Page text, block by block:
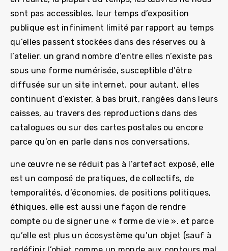
sont pas accessibles. leur temps d’exposition
publique est infiniment limité par rapport au temps
qu’elles passent stockées dans des réserves ou à
l’atelier. un grand nombre d’entre elles n’existe pas
sous une forme numérisée, susceptible d’être
diffusée sur un site internet. pour autant, elles
continuent d’exister, à bas bruit, rangées dans leurs
caisses, au travers des reproductions dans des
catalogues ou sur des cartes postales ou encore
parce qu’on en parle dans nos conversations.
une œuvre ne se réduit pas à l’artefact exposé, elle
est un composé de pratiques, de collectifs, de
temporalités, d’économies, de positions politiques,
éthiques. elle est aussi une façon de rendre
compte ou de signer une « forme de vie ». et parce
qu’elle est plus un écosystème qu’un objet (sauf à